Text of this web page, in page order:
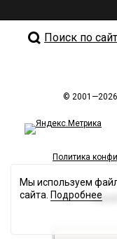
Поиск по
© 2001—2026
Политика
Мы используем
сайта. Подробнее